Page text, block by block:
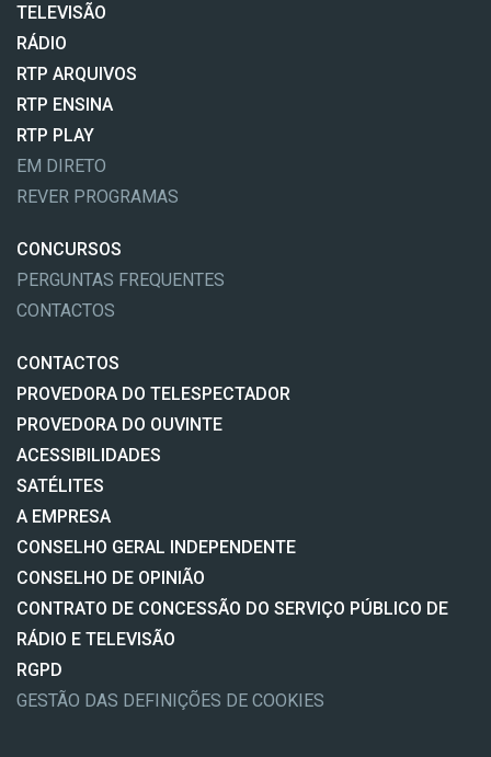
TELEVISÃO
RÁDIO
RTP ARQUIVOS
RTP ENSINA
RTP PLAY
EM DIRETO
REVER PROGRAMAS
CONCURSOS
PERGUNTAS FREQUENTES
CONTACTOS
CONTACTOS
PROVEDORA DO TELESPECTADOR
PROVEDORA DO OUVINTE
ACESSIBILIDADES
SATÉLITES
A EMPRESA
CONSELHO GERAL INDEPENDENTE
CONSELHO DE OPINIÃO
CONTRATO DE CONCESSÃO DO SERVIÇO PÚBLICO DE
RÁDIO E TELEVISÃO
RGPD
GESTÃO DAS DEFINIÇÕES DE COOKIES